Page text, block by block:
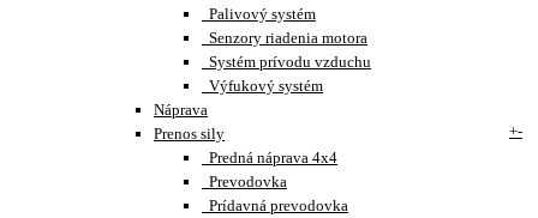
Palivový systém
Senzory riadenia motora
Systém prívodu vzduchu
Výfukový systém
Náprava
Prenos sily
+-
Predná náprava 4x4
Prevodovka
Prídavná prevodovka